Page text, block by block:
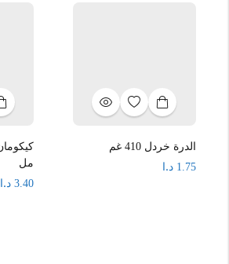
الدرة خردل 410 غم
1.75 د.ا
مل
3.40 د.ا